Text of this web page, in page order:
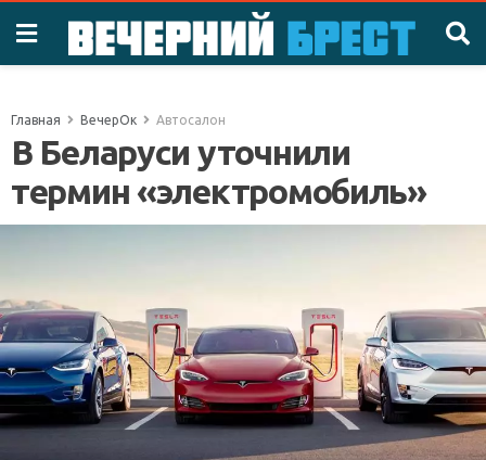
Главная ВечерОк Автосалон
В Беларуси уточнили
термин «электромобиль»